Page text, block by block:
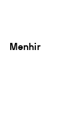
Menhir